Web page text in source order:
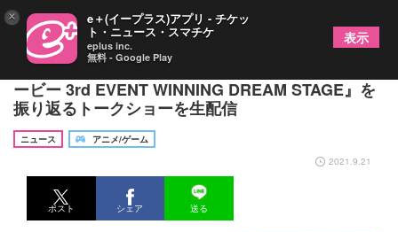
Machico、上田瞳等出演 『ウマ娘 プリティーダ
ービー 3rd EVENT WINNING DREAM STAGE』を
振り返るトークショーを生配信
ニュース
アニメ/ゲーム
2021.9.21
ポスト シェア 送る
× e＋(イープラス)アプリ - チケッ
ト・ニュース・スマチケ
eplus inc.
無料 - Google Play
表示